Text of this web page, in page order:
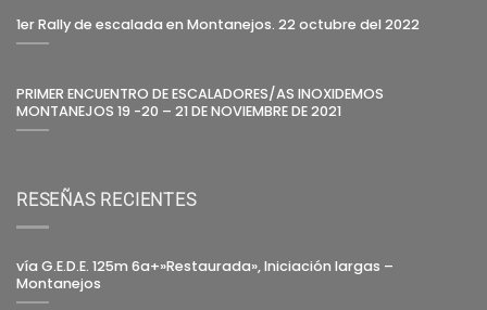
1er Rally de escalada en Montanejos. 22 octubre del 2022
PRIMER ENCUENTRO DE ESCALADORES/AS INOXIDEMOS
MONTANEJOS 19 -20 – 21 DE NOVIEMBRE DE 2021
RESEÑAS RECIENTES
vía G.E.D.E. 125m 6a+»Restaurada», Iniciación largas –
Montanejos